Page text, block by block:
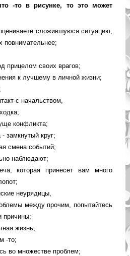
-то в рисунке, то это может
сложившуюся ситуацию,
повнимательнее;
прицелом своих врагов;
к лучшему в личной жизни;
с начальством,
конфликта;
замкнутый круг;
смена событий;
наблюдают;
которая принесет вам много
неурядицы,
между прочим, попытайтесь
причины;
жизнь;
-то;
во множестве проблем;